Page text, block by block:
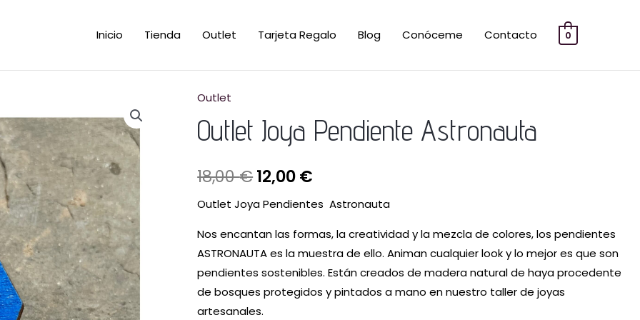
Inicio Tienda Outlet Tarjeta Regalo Blog Conóceme Contacto 0
Outlet
Outlet Joya Pendiente Astronauta
18,00€
precio
original
12,00€
precio
Outlet Joya Pendientes Astronauta
Nos encantan las formas, la creatividad y la mezcla de colores, los pendientes
ASTRONAUTA es la muestra de ello. Animan cualquier look y lo mejor es que son
pendientes sostenibles. Están creados de madera natural de haya procedente
de bosques protegidos y pintados a mano en nuestro taller de joyas
artesanales.
Outlet
Joya
Pendiente
cantidad